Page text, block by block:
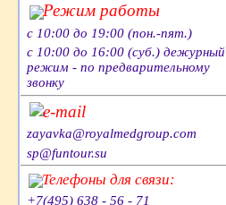
Режим работы
с 10:00 до 19:00 (пон.-пят.)
с 10:00 до 16:00 (суб.) дежурный
режим - по предварительному
звонку
e-mail
zayavka@royalmedgroup.com
sp@funtour.su
Телефоны для связи:
+7(495) 638 - 56 - 71